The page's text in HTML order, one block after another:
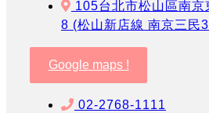
105台北市松山區南
8 (松山新店線 南京三民
Google maps !
02-2768-1111